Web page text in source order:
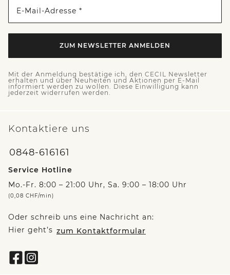
E-Mail-Adresse *
ZUM NEWSLETTER ANMELDEN
Mit der Anmeldung bestätige ich, den CECIL Newsletter
erhalten und über Neuheiten und Aktionen per E-Mail
informiert werden zu wollen. Diese Einwilligung kann
jederzeit widerrufen werden.
Kontaktiere uns
0848-616161
Service Hotline
Mo.-Fr. 8:00 – 21:00 Uhr, Sa. 9:00 – 18:00 Uhr
(0,08 CHF/min)
Oder schreib uns eine Nachricht an:
Hier geht’s zum Kontaktformular